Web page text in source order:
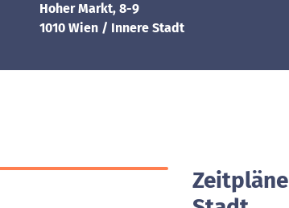
Hoher Markt, 8-9
1010 Wien / Innere Stadt